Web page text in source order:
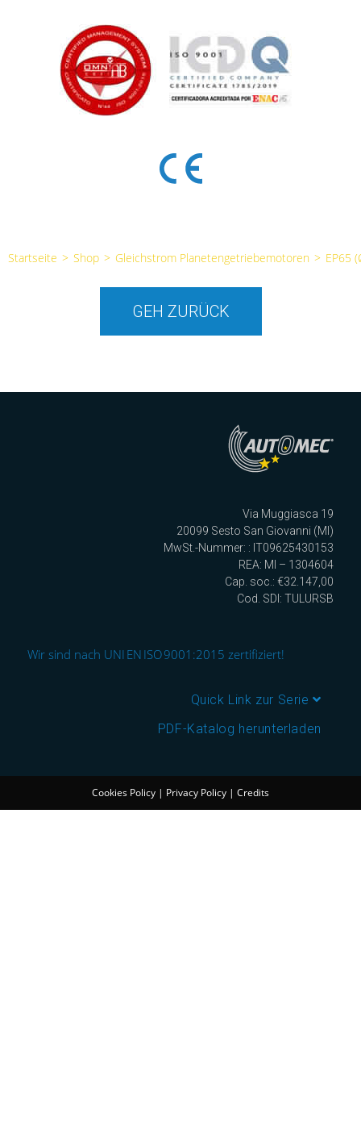
Startseite > Shop > Gleichstrom Planetengetriebemotoren > EP65
GEH ZURÜCK
Via Muggiasca 19
20099 Sesto San Giovanni (MI)
MwSt.-Nummer: : IT09625430153
REA: MI – 1304604
Cap. soc.: €32.147,00
Cod. SDI: TULURSB
Wir sind nach UNI EN ISO 9001:2015 zertifiziert!
Quick Link zur Serie
PDF-Katalog herunterladen
Cookies Policy | Privacy Policy | Credits